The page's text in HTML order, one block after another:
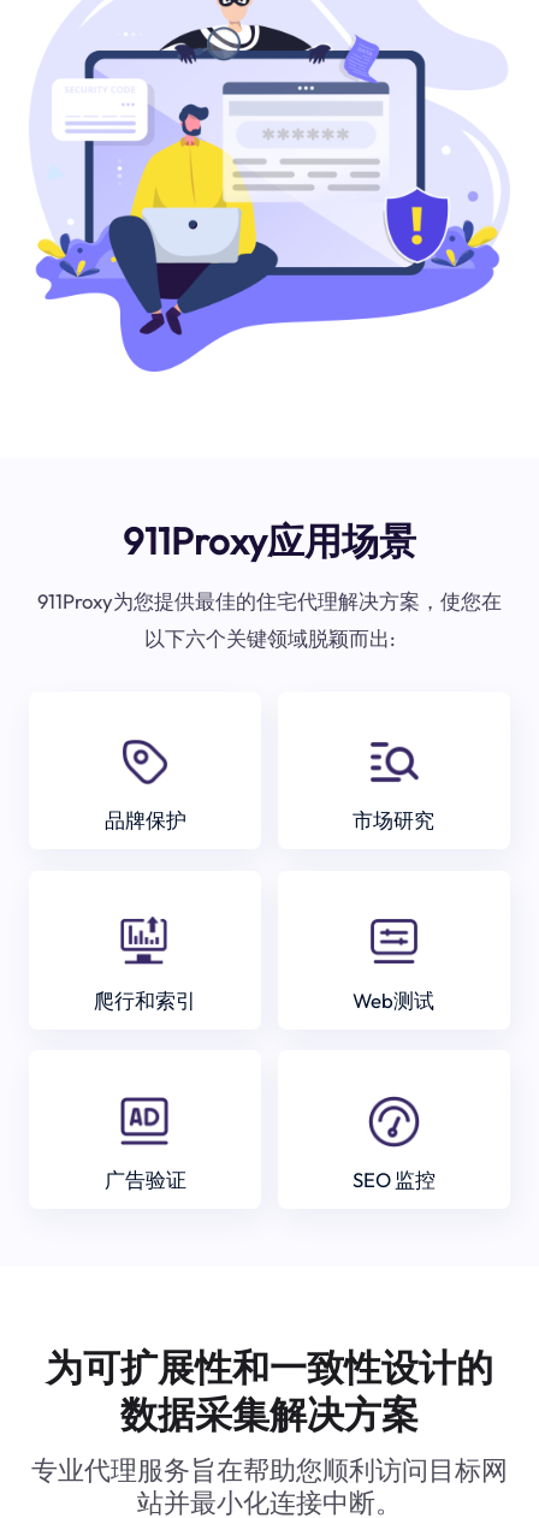
911Proxy应用场景
911Proxy为您提供最佳的住宅代理解决方案，使您在
以下六个关键领域脱颖而出:
品牌保护 市场研究
爬行和索引 Web测试
广告验证 SEO 监控
为可扩展性和一致性设计的
数据采集解决方案
专业代理服务旨在帮助您顺利访问目标网
站并最小化连接中断。